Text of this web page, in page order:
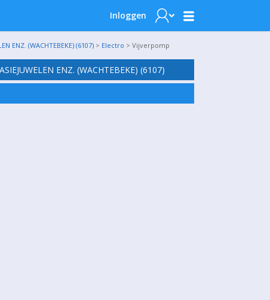
Inloggen
ENZ. (WACHTEBEKE) (6107) > Electro > Vijverpomp
ENZ. (WACHTEBEKE) (6107)